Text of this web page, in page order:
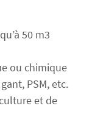
50 m3
ou chimique
PSM, etc.
et de